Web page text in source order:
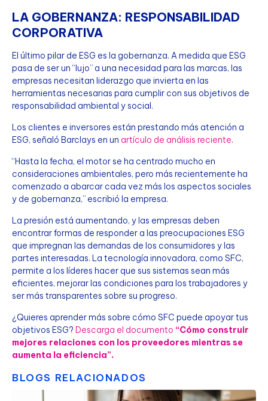
LA GOBERNANZA: RESPONSABILIDAD
CORPORATIVA
El último pilar de ESG es la gobernanza. A medida que ESG
pasa de ser un “lujo” a una necesidad para las marcas, las
empresas necesitan liderazgo que invierta en las
herramientas necesarias para cumplir con sus objetivos de
responsabilidad ambiental y social.
Los clientes e inversores están prestando más atención a
ESG, señaló Barclays en un artículo de análisis reciente.
“Hasta la fecha, el motor se ha centrado mucho en
consideraciones ambientales, pero más recientemente ha
comenzado a abarcar cada vez más los aspectos sociales
y de gobernanza,” escribió la empresa.
La presión está aumentando, y las empresas deben
encontrar formas de responder a las preocupaciones ESG
que impregnan las demandas de los consumidores y las
partes interesadas. La tecnología innovadora, como SFC,
permite a los líderes hacer que sus sistemas sean más
eficientes, mejorar las condiciones para los trabajadores y
ser más transparentes sobre su progreso.
¿Quieres aprender más sobre cómo SFC puede apoyar tus
objetivos ESG? Descarga el documento “Cómo construir
mejores relaciones con los proveedores mientras se
aumenta la eficiencia”.
BLOGS RELACIONADOS